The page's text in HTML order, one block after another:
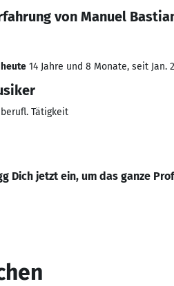
von Manuel
14 Jahre und 8 Monate, seit Jan.
Tätigkeit
Dich jetzt ein, um das ganze